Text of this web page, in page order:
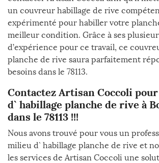
un couvreur habillage de rive
expérimenté pour habiller votre
meilleur condition. Grâce à ses
d’expérience pour ce travail, ce
planche de rive saura parfaitement
besoins dans le 78113.
Contactez Artisan Coccoli
d` habillage planche de rive à
dans le 78113 !!!
Nous avons trouvé pour vous un
milieu d` habillage planche de rive et
les services de Artisan Coccoli une